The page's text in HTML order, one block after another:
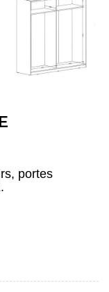
portes